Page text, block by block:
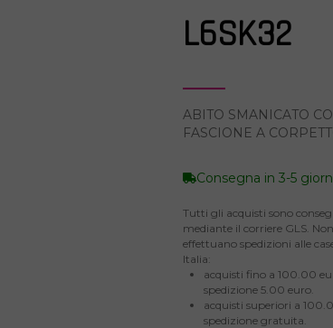
L6SK32
ABITO SMANICATO
FASCIONE A
Consegna in 3-5
Tutti gli acquisti sono
mediante il corriere GLS.
effettuano spedizioni alle
Italia:
acquisti fino a 100.00
spedizione 5.00 euro.
acquisti superiori a
spedizione gratuita.